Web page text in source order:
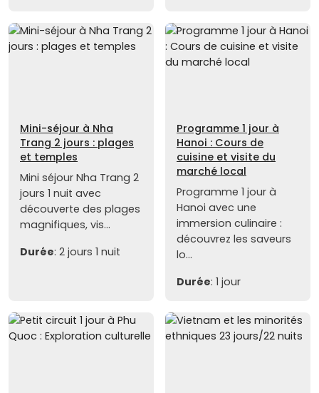
Mini-séjour à Nha
Trang 2 jours : plages
et temples
Mini séjour Nha Trang 2
jours 1 nuit avec
découverte des plages
magnifiques, vis...
Durée: 2 jours 1 nuit
Programme 1 jour à
Hanoi : Cours de
cuisine et visite du
marché local
Programme 1 jour à
Hanoi avec une
immersion culinaire :
découvrez les saveurs
lo...
Durée: 1 jour